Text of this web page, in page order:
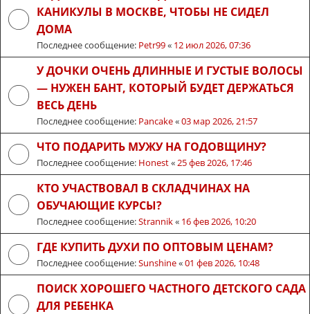
КАНИКУЛЫ В МОСКВЕ, ЧТОБЫ НЕ СИДЕЛ
ДОМА
Последнее сообщение: Petr99« 12 июл 2026, 07:36
У ДОЧКИ ОЧЕНЬ ДЛИННЫЕ И ГУСТЫЕ ВОЛОСЫ
— НУЖЕН БАНТ, КОТОРЫЙ БУДЕТ ДЕРЖАТЬСЯ
ВЕСЬ ДЕНЬ
Последнее сообщение: Pancake«03 мар 2026, 21:57
ЧТО ПОДАРИТЬ МУЖУ НА ГОДОВЩИНУ?
Последнее сообщение: Honest« 25 фев 2026, 17:46
КТО УЧАСТВОВАЛ В СКЛАДЧИНАХ НА
ОБУЧАЮЩИЕ КУРСЫ?
Последнее сообщение:Strannik« 16 фев 2026, 10:20
ГДЕ КУПИТЬ ДУХИ ПО ОПТОВЫМ ЦЕНАМ?
Последнее сообщение:Sunshine«01 фев 2026, 10:48
ПОИСК ХОРОШЕГО ЧАСТНОГО ДЕТСКОГО САДА
ДЛЯ РЕБЕНКА